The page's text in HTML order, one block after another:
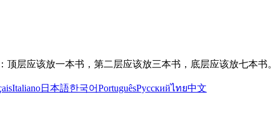
顶层应该放一本书，第二层应该放三本书，底层应该放七本书。
Italiano日本語한국어PortuguêsРусскийไทย中文